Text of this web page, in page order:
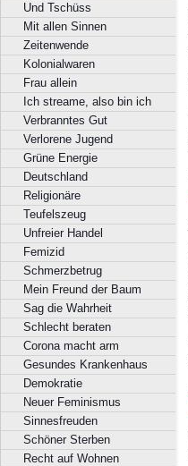
Und Tschüss
Mit allen Sinnen
Zeitenwende
Kolonialwaren
Frau allein
Ich streame, also bin ich
Verbranntes Gut
Verlorene Jugend
Grüne Energie
Deutschland
Religionäre
Teufelszeug
Unfreier Handel
Femizid
Schmerzbetrug
Mein Freund der Baum
Sag die Wahrheit
Schlecht beraten
Corona macht arm
Gesundes Krankenhaus
Demokratie
Neuer Feminismus
Sinnesfreuden
Schöner Sterben
Recht auf Wohnen